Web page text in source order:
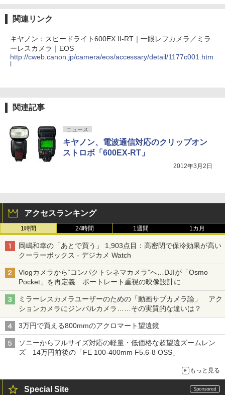
関連リンク
キヤノン：スピードライト600EX II-RT｜一眼レフカメラ／ミラ
ーレスカメラ｜EOS
http://cweb.canon.jp/camera/eos/accessary/detail/1177c001.htm
l
関連記事
ニュース
キヤノン、電波通信対応のクリップオン
ストロボ「600EX-RT」
2012年3月2日
アクセスランキング
1時間 24時間 1週間 1カ月
岡嶋和幸の「あとで買う」 1,903点目：高密閉で保冷効果が高い
クーラーボックス - デジカメ Watch
Vlogカメラから“コンパクトシネマカメラ”へ…DJIが「Osmo
Pocket」を再定義 ポートレート重視の映像設計に
ミラーレスカメラユーザーのための「動画サブカメラ論」 アク
ションカメラにジンバルカメラ……その実質的な違いは？
3万円で買える800mmのアクロマート望遠鏡
ソニーからフルサイズ対応の軽量・低価格な超望遠ズームレン
ズ 14万円前後の「FE 100-400mm F5.6-8 OSS」
もっと見る
Special Site